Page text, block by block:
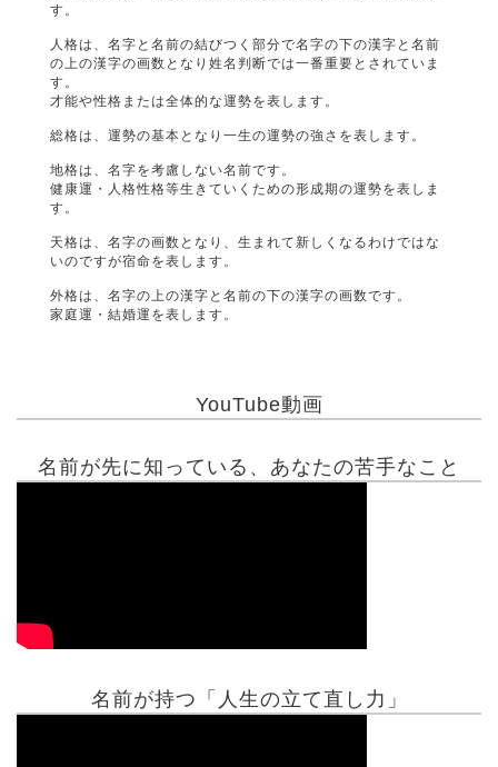
す。
人格は、名字と名前の結びつく部分で名字の下の漢字と名前
の上の漢字の画数となり姓名判断では一番重要とされていま
す。
才能や性格または全体的な運勢を表します。
総格は、運勢の基本となり一生の運勢の強さを表します。
地格は、名字を考慮しない名前です。
健康運・人格性格等生きていくための形成期の運勢を表しま
す。
天格は、名字の画数となり、生まれて新しくなるわけではな
いのですが宿命を表します。
外格は、名字の上の漢字と名前の下の漢字の画数です。
家庭運・結婚運を表します。
YouTube動画
名前が先に知っている、あなたの苦手なこと
名前が持つ「人生の立て直し力」